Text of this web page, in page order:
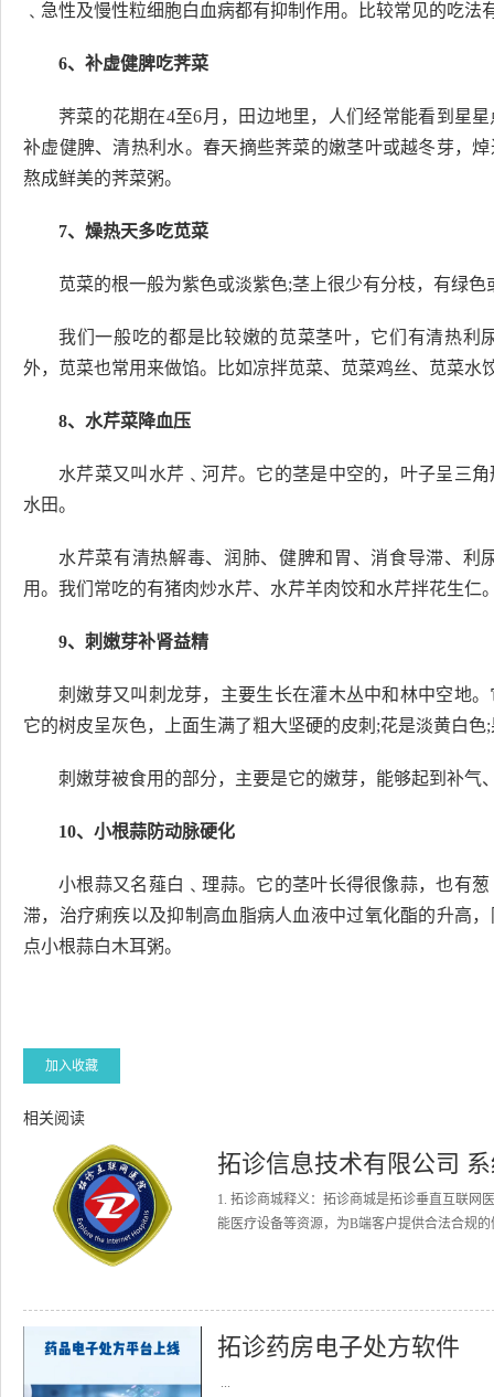
﹑急性及慢性粒细胞白血病都有抑制作用。比较常见的吃
6、补虚健脾吃荠菜
荠菜的花期在4至6月，田边地里，人们经常能看到星
补虚健脾、清热利水。春天摘些荠菜的嫩茎叶或越冬芽，
熬成鲜美的荠菜粥。
7、燥热天多吃苋菜
苋菜的根一般为紫色或淡紫色;茎上很少有分枝，有绿
我们一般吃的都是比较嫩的苋菜茎叶，它们有清热利
外，苋菜也常用来做馅。比如凉拌苋菜、苋菜鸡丝、苋菜水
8、水芹菜降血压
水芹菜又叫水芹﹑河芹。它的茎是中空的，叶子呈三
水田。
水芹菜有清热解毒、润肺、健脾和胃、消食导滞、
用。我们常吃的有猪肉炒水芹、水芹羊肉饺和水芹拌花生仁
9、刺嫩芽补肾益精
刺嫩芽又叫刺龙芽，主要生长在灌木丛中和林中空地
它的树皮呈灰色，上面生满了粗大坚硬的皮刺;花是淡黄白
刺嫩芽被食用的部分，主要是它的嫩芽，能够起到补气
10、小根蒜防动脉硬化
小根蒜又名薤白﹑理蒜。它的茎叶长得很像蒜，也有
滞，治疗痢疾以及抑制高血脂病人血液中过氧化酯的升高
点小根蒜白木耳粥。
加入收藏
相关阅读
拓诊信息技术有限公司
1. 拓诊商城释义：拓诊商城是拓诊垂直互联网
能医疗设备等资源，为B端客户提供合法合规
拓诊药房电子处方软件
...